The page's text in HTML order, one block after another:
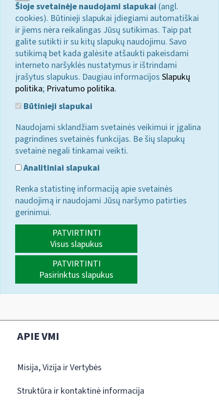
Šioje svetainėje naudojami slapukai (angl.
cookies). Būtinieji slapukai įdiegiami automatiškai
ir jiems nėra reikalingas Jūsų sutikimas. Taip pat
galite sutikti ir su kitų slapukų naudojimu. Savo
sutikimą bet kada galėsite atšaukti pakeisdami
interneto naršyklės nustatymus ir ištrindami
įrašytus slapukus. Daugiau informacijos Slapukų
politika; Privatumo politika.
Būtinieji slapukai
Naudojami sklandžiam svetainės veikimui ir įgalina
pagrindines svetainės funkcijas. Be šių slapukų
svetainė negali tinkamai veikti.
Analitiniai slapukai
Renka statistinę informaciją apie svetainės
naudojimą ir naudojami Jūsų naršymo patirties
gerinimui.
PATVIRTINTI
Visus slapukus
PATVIRTINTI
Pasirinktus slapukus
APIE VMI
Misija, Vizija ir Vertybės
Struktūra ir kontaktinė informacija